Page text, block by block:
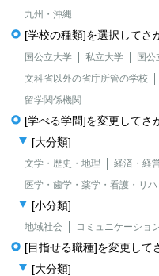
九州・沖縄
[学校の種類]を選択してさ
国公立大学 私立大学 国公
文科省以外の省庁所管の学校
留学関係機関
[学べる学問]を変更してさ
[大分類]
文学・歴史・地理 経済・経
医学・歯学・薬学・看護・リハ
[小分類]
地域社会 コミュニケーショ
[目指せる職種]を変更して
[大分類]